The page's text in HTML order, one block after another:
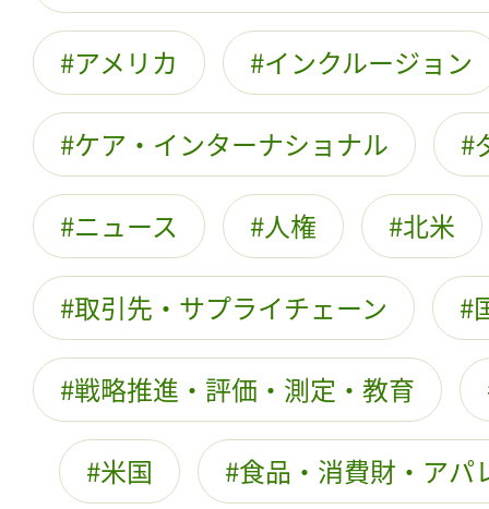
アメリカ インクルージョン
ケア・インターナショナル
ニュース 人権 北米
取引先・サプライチェーン
戦略推進・評価・測定・教育
米国 食品・消費財・アパ